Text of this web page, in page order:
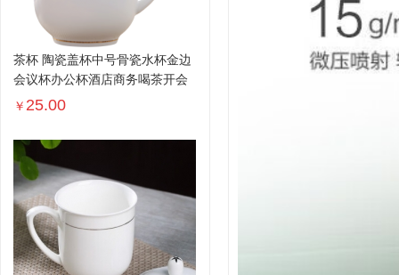
茶杯 陶瓷盖杯中号骨瓷水杯金边
会议杯办公杯酒店商务喝茶开会
杯...
￥ 25.00